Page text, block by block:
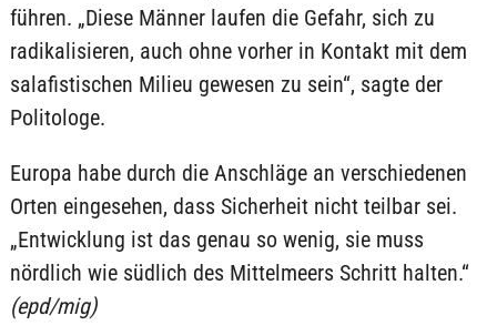
führen. „Diese Männer laufen die Gefahr, sich zu
radikalisieren, auch ohne vorher in Kontakt mit dem
salafistischen Milieu gewesen zu sein“, sagte der
Politologe.
Europa habe durch die Anschläge an verschiedenen
Orten eingesehen, dass Sicherheit nicht teilbar sei.
„Entwicklung ist das genau so wenig, sie muss
nördlich wie südlich des Mittelmeers Schritt halten.“
(epd/mig)